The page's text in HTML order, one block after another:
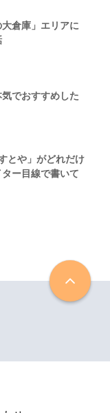
倉庫」エリアに
でおすすめした
とや」がどれだけ
ー目線で書いて